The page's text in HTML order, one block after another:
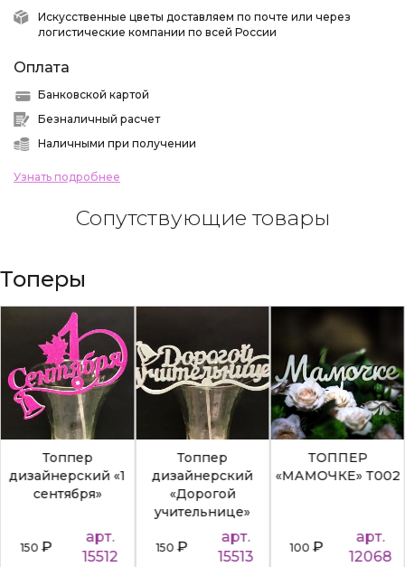
Искусственные цветы доставляем по почте или через
логистические компании по всей России
Оплата
Банковской картой
Безналичный расчет
Наличными при получении
Узнать подробнее
Сопутствующие товары
Топеры
Топпер
дизайнерский «1
сентября»
150₽
арт.
15512
Топпер
дизайнерский
«Дорогой
учительнице»
150₽
арт.
15513
ТОППЕР
«МАМОЧКЕ» Т002
100₽
арт.
12068